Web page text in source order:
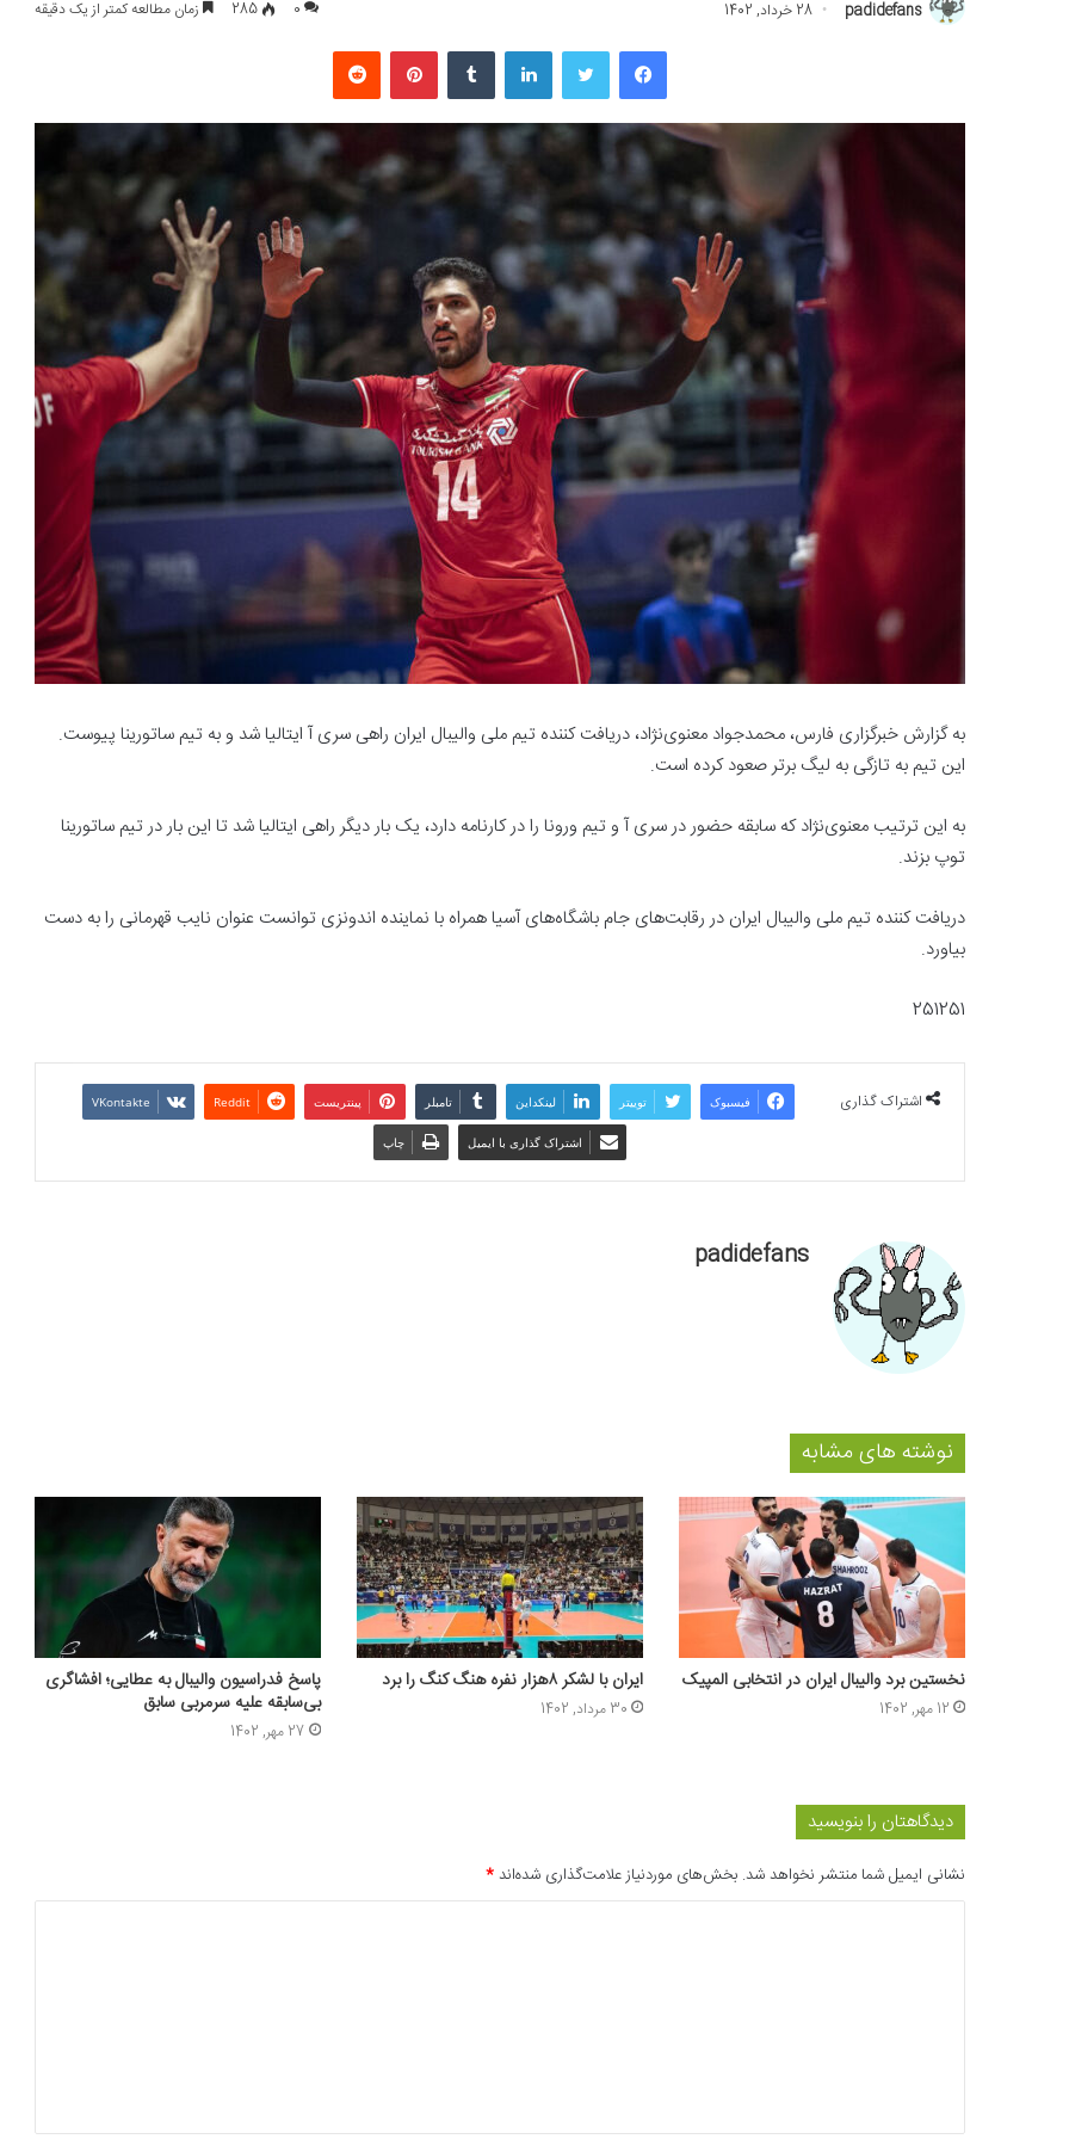
padidefans 28 خرداد, 1402 0
285 زمان مطالعه کمتر از یک دقیقه
فیسبوک لینکداین پینتریست
به گزارش خبرگزاری فارس، محمدجواد معنوی‌نژاد، دریافت کننده تیم ملی والیبال ایران راهی سری آ ایتالیا شد و به تیم ساتورینا پیوست.
این تیم به تازگی به لیگ برتر صعود کرده است.
به این ترتیب معنوی‌نژاد که سابقه حضور در سری آ و تیم ورونا را در کارنامه دارد، یک بار دیگر راهی ایتالیا شد تا این بار در تیم ساتورینا
توپ بزند.
دریافت کننده تیم ملی والیبال ایران در رقابت‌های جام باشگاه‌های آسیا همراه با نماینده اندونزی توانست عنوان نایب قهرمانی را به دست
بیاورد.
251251
اشتراک گذاری فیسبوک توییتر لینکداین تامبلر پینتریست Reddit
VKontakte
اشتراک گذاری با ایمیل چاپ
padidefans
نوشته های مشابه
نخستین برد والیبال ایران در انتخابی المپیک
12 مهر, 1402
ایران با لشکر ۸هزار نفره هنگ کنگ را برد
30 مرداد, 1402
پاسخ فدراسیون والیبال به عطایی؛ افشاگری
بی‌سابقه علیه سرمربی سابق
27 مهر, 1402
دیدگاهتان را بنویسید
نشانی ایمیل شما منتشر نخواهد شد. بخش‌های موردنیاز علامت‌گذاری شده‌اند*
*